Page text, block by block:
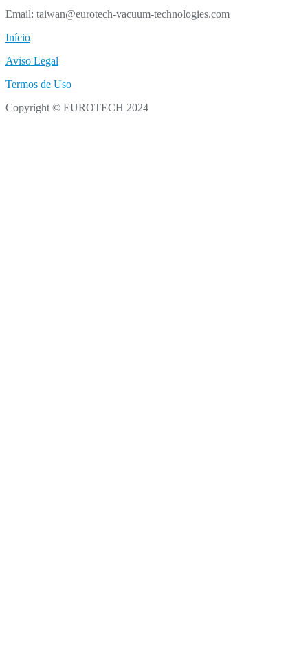
Email: taiwan@eurotech-vacuum-technologies.com
Início
Aviso Legal
Termos de Uso
Copyright © EUROTECH 2024